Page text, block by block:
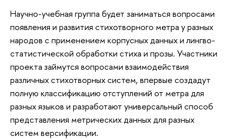
Научно-учебная группа будет заниматься вопросами
появления и развития стихотворного метра у разных
народов с применением корпусных данных и лингво-
статистической обработки стиха и прозы. Участники
проекта займутся вопросами взаимодействия
различных стихотворных систем, впервые создадут
полную классификацию отступлений от метра для
разных языков и разработают универсальный способ
представления метрических данных для разных
систем версификации.